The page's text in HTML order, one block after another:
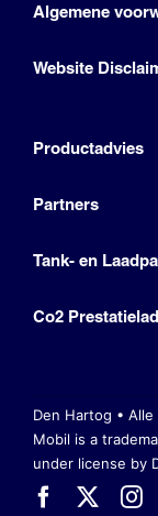
Algemene
Website
Productadvies
Partners
Tank- en
Co2
Den Hartog •
Mobil is a
under license by